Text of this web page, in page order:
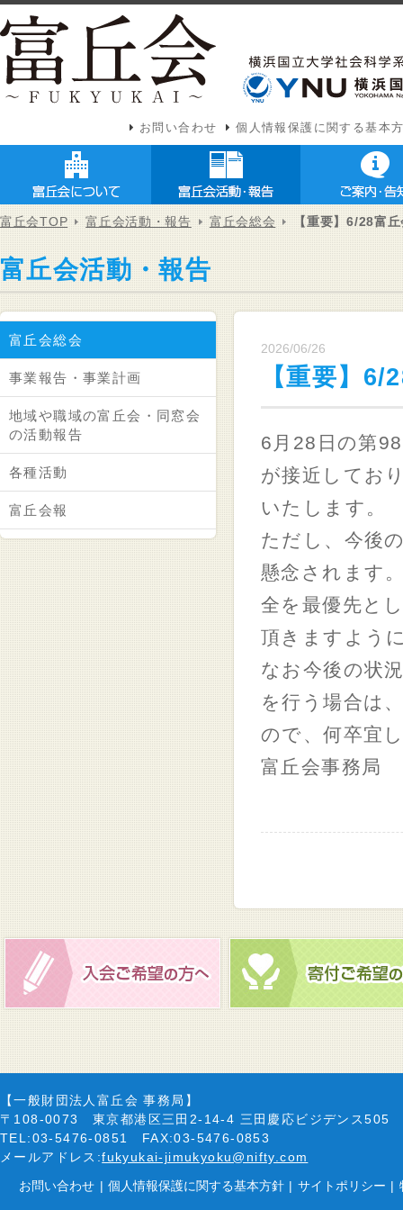
お問い合わせ 個人情報保護に関する基本
富丘会TOP 富丘会活動・報告 富丘会総会 【重要】6/28富
富丘会活動・報告
富丘会総会
事業報告・事業計画
地域や職域の富丘会・同窓会
の活動報告
各種活動
富丘会報
2026/06/26
【重要】
6月28日の第
が接近してお
いたします。
ただし、今後
懸念されます
全を最優先と
頂きますよう
なお今後の状
を行う場合は
ので、何卒宜
富丘会事務局
【一般財団法人富丘会 事務局】
〒108-0073 東京都港区三田2-14-4 三田慶応ビジデンス505
TEL:03-5476-0851 FAX:03-5476-0853
メールアドレス:fukyukai-jimukyoku@nifty.com
お問い合わせ | 個人情報保護に関する基本方針 | サイトポリシー |